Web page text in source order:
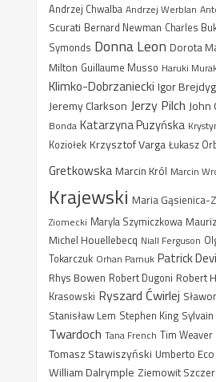
Andrzej Chwalba Andrzej Werblan
Scurati Bernard Newman Charles
Symonds Donna Leon Dorota
Milton Guillaume Musso Haruki
Klimko-Dobrzaniecki Igor
Jeremy Clarkson Jerzy Pilch John
Bonda Katarzyna Puzyńska
Koziołek Krzysztof Varga Łukasz
Gretkowska Marcin Król Marcin
Krajewski Maria Gąsienica-
Ziomecki Maryla Szymiczkowa
Michel Houellebecq Niall Ferguson
Tokarczuk Orhan Pamuk Patrick
Rhys Bowen Robert Dugoni Robert
Krasowski Ryszard Ćwirlej
Stanisław Lem Stephen King
Twardoch Tana French Tim Weaver
Tomasz Stawiszyński Umberto Eco
William Dalrymple Ziemowit